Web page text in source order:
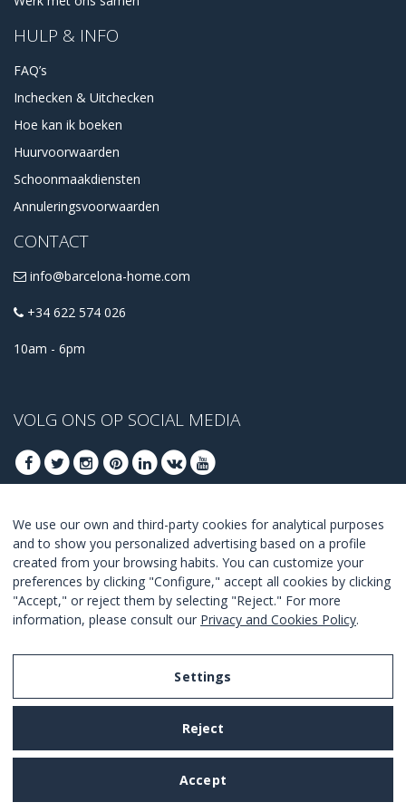
HULP & INFO
FAQ’s
Inchecken & Uitchecken
Hoe kan ik boeken
Huurvoorwaarden
Schoonmaakdiensten
Annuleringsvoorwaarden
CONTACT
info@barcelona-home.com
+34 622 574 026
10am - 6pm
VOLG ONS OP SOCIAL MEDIA
MELD U AAN VOOR ONZE BESTE DEALS
AANMELDEN
Ik ga akkoord met devoorwaarden en condities.
We use our own and third-party cookies for analytical purposes
and to show you personalized advertising based on a profile
created from your browsing habits. You can customize your
preferences by clicking "Configure," accept all cookies by clicking
"Accept," or reject them by selecting "Reject." For more
information, please consult our Privacy and Cookies Policy.
Settings
Reject
Accept
Legal Notice
Privacy and Cookies Policy
Terms and Conditions of Use
Settings